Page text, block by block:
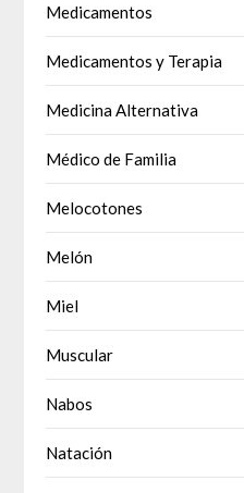
Medicamentos
Medicamentos y Terapia
Medicina Alternativa
Médico de Familia
Melocotones
Melón
Miel
Muscular
Nabos
Natación